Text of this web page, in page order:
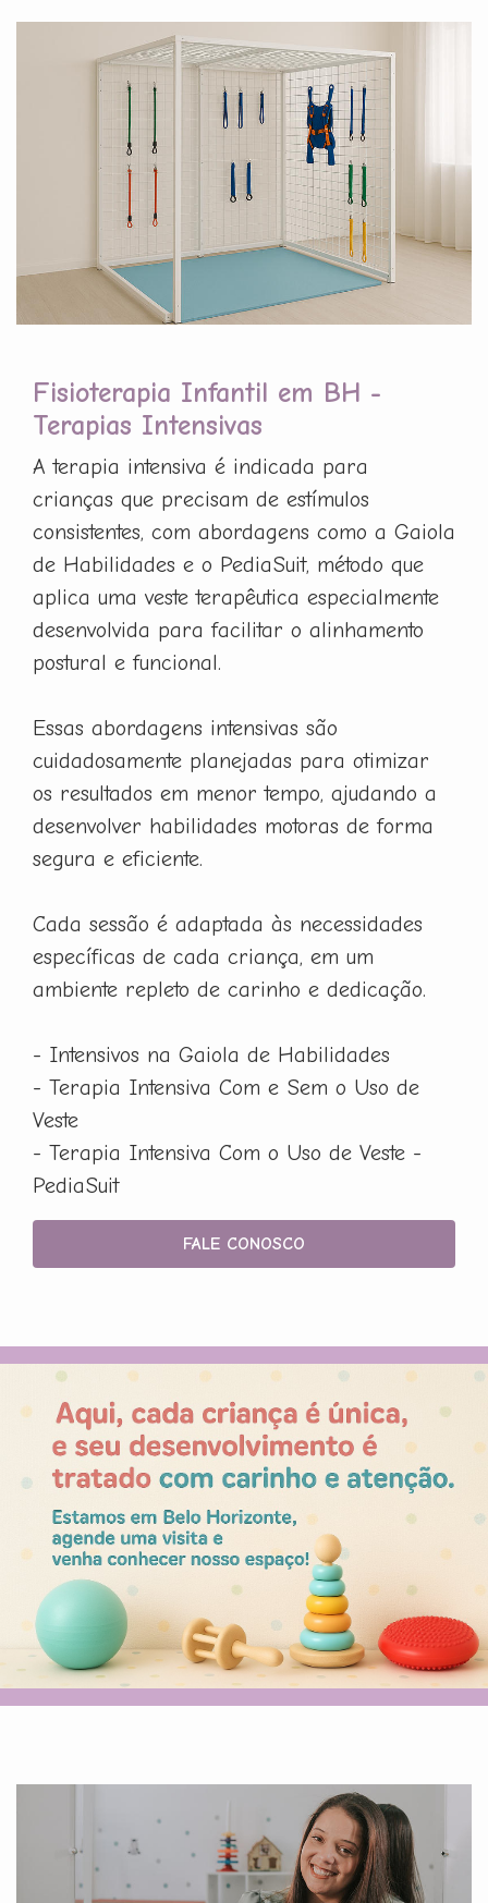
Fisioterapia Infantil em BH -
Terapias Intensivas
A terapia intensiva é indicada para
crianças que precisam de estímulos
consistentes, com abordagens como a Gaiola
de Habilidades e o PediaSuit, método que
aplica uma veste terapêutica especialmente
desenvolvida para facilitar o alinhamento
postural e funcional.
Essas abordagens intensivas são
cuidadosamente planejadas para otimizar
os resultados em menor tempo, ajudando a
desenvolver habilidades motoras de forma
segura e eficiente.
Cada sessão é adaptada às necessidades
específicas de cada criança, em um
ambiente repleto de carinho e dedicação.
- Intensivos na Gaiola de Habilidades
- Terapia Intensiva Com e Sem o Uso de
Veste
- Terapia Intensiva Com o Uso de Veste -
PediaSuit
FALE CONOSCO